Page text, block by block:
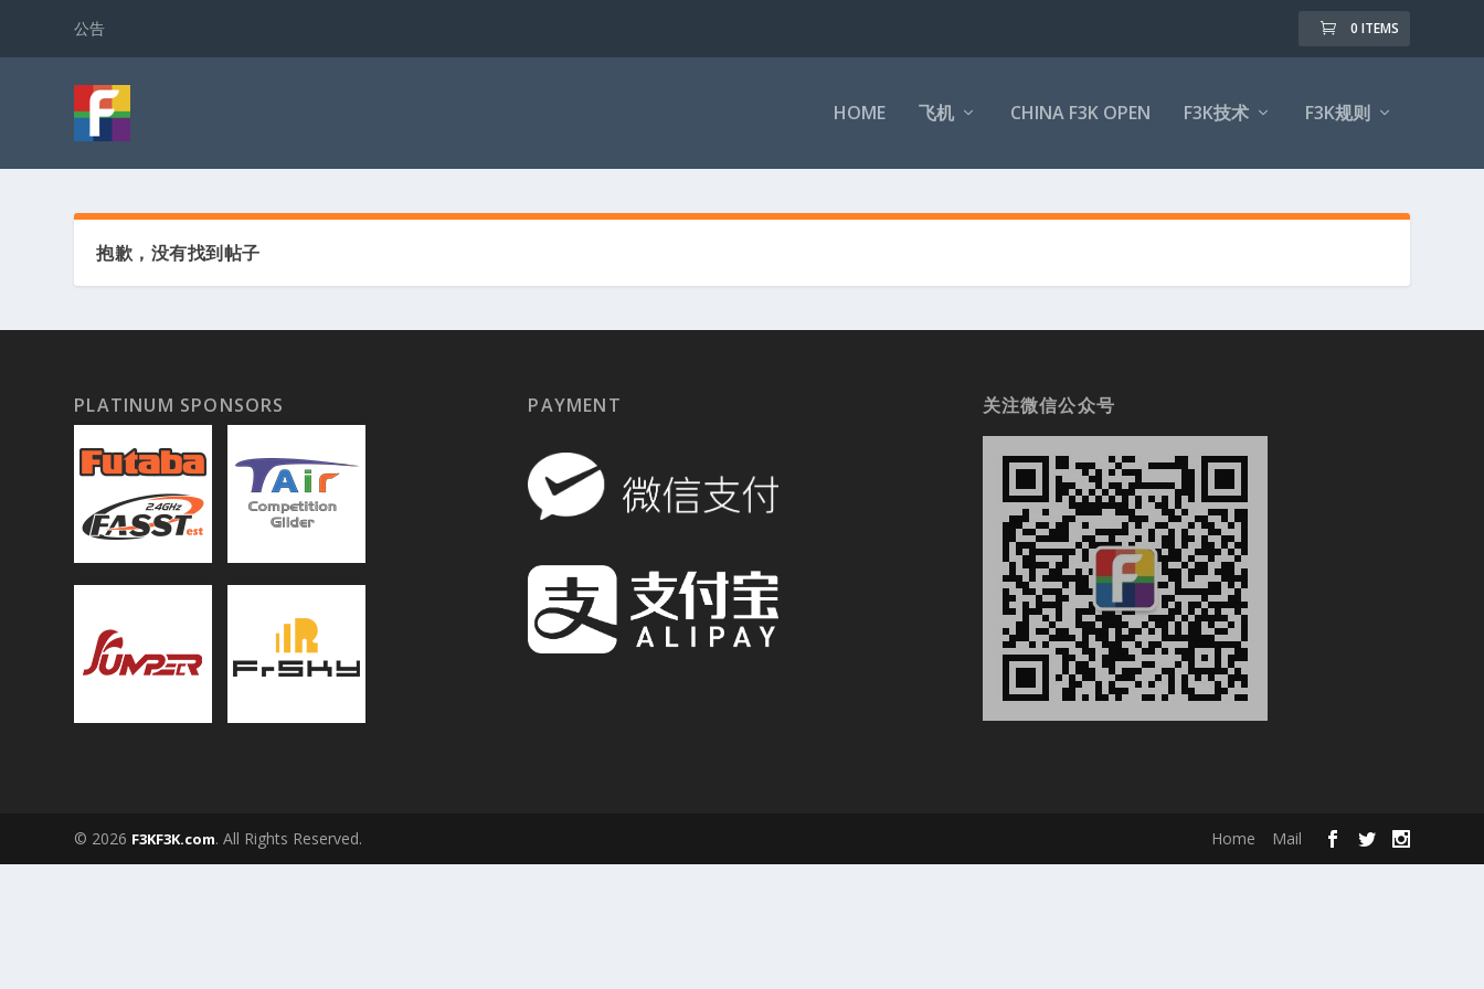
公告 0 ITEMS
HOME 飞机 CHINA F3K OPEN F3K技术 F3K规则
抱歉，没有找到帖子
PLATINUM SPONSORS PAYMENT 关注微信公众号
© 2026 F3KF3K.com. All Rights Reserved. Home Mail